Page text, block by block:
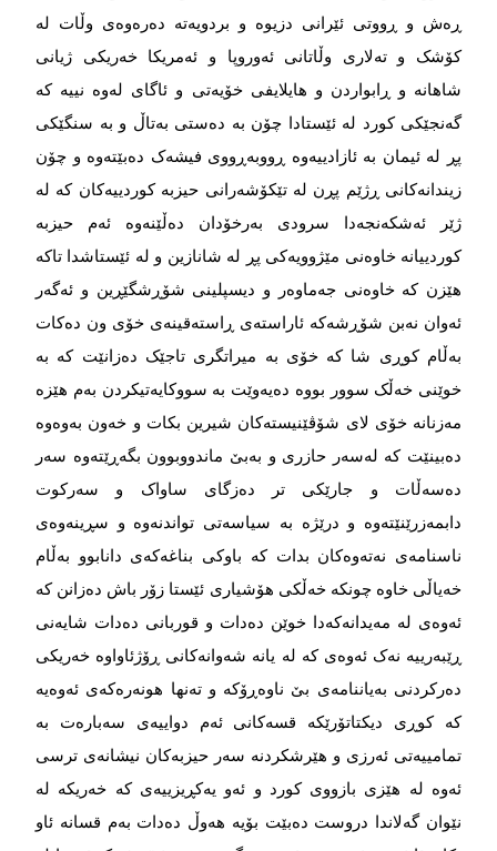
ڕەش و ڕووتی ئێرانی دزیوە و بردویەتە دەرەوەی وڵات لە
کۆشک و تەلاری وڵاتانی ئەوروپا و ئەمریکا خەریکی ژیانی
شاهانە و ڕابواردن و هایلایفی خۆیەتی و ئاگای لەوە نییە کە
گەنجێکی کورد لە ئێستادا چۆن بە دەستی بەتاڵ و بە سنگێکی
پڕ لە ئیمان بە ئازادییەوە ڕووبەڕووی فیشەک دەبێتەوە و چۆن
زیندانەکانی ڕژێم پڕن لە تێکۆشەرانی حیزبە کوردییەکان کە لە
ژێر ئەشکەنجەدا سرودی بەرخۆدان دەڵێنەوە ئەم حیزبە
کوردییانە خاوەنی مێژوویەکی پڕ لە شانازین و لە ئێستاشدا تاکە
هێزن کە خاوەنی جەماوەر و دیسپلینی شۆڕشگێڕین و ئەگەر
ئەوان نەبن شۆڕشەکە ئاراستەی ڕاستەقینەی خۆی ون دەکات
بەڵام کوڕی شا کە خۆی بە میراتگری تاجێک دەزانێت کە بە
خوێنی خەڵک سوور بووە دەیەوێت بە سووکایەتیکردن بەم هێزە
مەزنانە خۆی لای شۆڤێنیستەکان شیرین بکات و خەون بەوەوە
دەبینێت کە لەسەر حازری و بەبێ ماندووبوون بگەڕێتەوە سەر
دەسەڵات و جارێکی تر دەزگای ساواک و سەرکوت
دابمەزرێنێتەوە و درێژە بە سیاسەتی تواندنەوە و سڕینەوەی
ناسنامەی نەتەوەکان بدات کە باوکی بناغەکەی دانابوو بەڵام
خەیاڵی خاوە چونکە خەڵکی هۆشیاری ئێستا زۆر باش دەزانن کە
ئەوەی لە مەیدانەکەدا خوێن دەدات و قوربانی دەدات شایەنی
ڕێبەرییە نەک ئەوەی کە لە یانە شەوانەکانی ڕۆژئاواوە خەریکی
دەرکردنی بەیاننامەی بێ ناوەڕۆکە و تەنها هونەرەکەی ئەوەیە
کە کوڕی دیکتاتۆرێکە قسەکانی ئەم دواییەی سەبارەت بە
تمامییەتی ئەرزی و هێرشکردنە سەر حیزبەکان نیشانەی ترسی
ئەوە لە هێزی بازووی کورد و ئەو یەکڕیزییەی کە خەریکە لە
نێوان گەلاندا دروست دەبێت بۆیە هەوڵ دەدات بەم قسانە ئاو